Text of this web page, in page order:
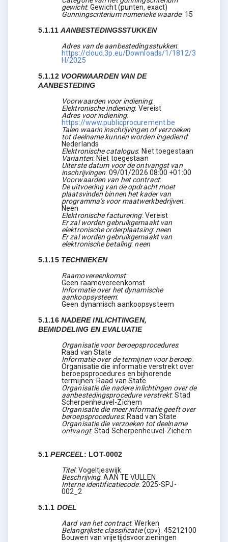
gewicht: Gewicht (punten, exact)
Gunningscriterium numerieke waarde: 15
5.1.11 AANBESTEDINGSSTUKKEN
Adres van de aanbestedingsstukken:
https://cloud.3p.eu/Downloads/1/1812/3
H/2025
5.1.12 VOORWAARDEN VAN DE
AANBESTEDING
Voorwaarden voor indiening:
Elektronische indiening: Vereist
Adres voor indiening:
https://www.publicprocurement.be
Talen waarin inschrijvingen of verzoeken
tot deelname kunnen worden ingediend:
Nederlands
Elektronische catalogus: Niet toegestaan
Varianten: Niet toegestaan
Uiterste datum voor de ontvangst van
inschrijvingen: 09/01/2026 08:00 +01:00
Voorwaarden van het contract:
De uitvoering van de opdracht moet
plaatsvinden binnen het kader van
programma’s voor maatwerkbedrijven:
Neen
Elektronische facturering: Vereist
Er zal worden gebruikgemaakt van
elektronische orderplaatsing: neen
Er zal worden gebruikgemaakt van
elektronische betaling: neen
5.1.15 TECHNIEKEN
Raamovereenkomst:
Geen raamovereenkomst
Informatie over het dynamische
aankoopsysteem:
Geen dynamisch aankoopsysteem
5.1.16 NADERE INLICHTINGEN,
BEMIDDELING EN EVALUATIE
Organisatie voor beroepsprocedures:
Raad van State
Informatie over de termijnen voor beroep:
Organisatie die informatie verstrekt over
beroepsprocedures en bijhorende
termijnen: Raad van State
Organisatie die nadere inlichtingen over de
aanbestedingsprocedure verstrekt:Stad
Scherpenheuvel-Zichem
Organisatie die meer informatie geeft over
beroepsprocedures: Raad van State
Organisatie die verzoeken tot deelname
ontvangt:Stad Scherpenheuvel-Zichem
5.1PERCEEL: LOT-0002
Titel: Vogeltjeswijk
Beschrijving:AAN TE VULLEN
Interne identificatiecode: 2025-SPJ-
002_2
5.1.1 DOEL
Aard van het contract:Werken
Belangrijkste classificatie (cpv): 45212100
Bouwen van vrijetijdsvoorzieningen